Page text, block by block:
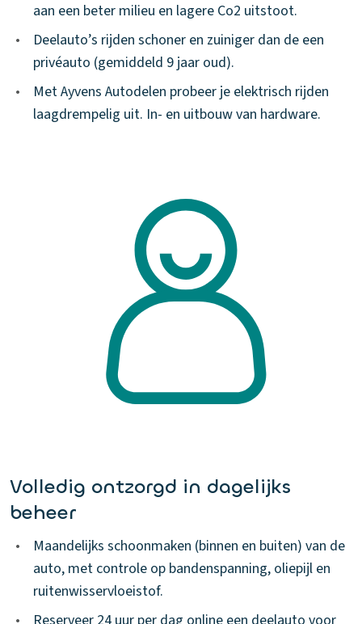
aan een beter milieu en lagere Co2 uitstoot.
•
Deelauto’s rijden schoner en zuiniger dan de een
privéauto (gemiddeld 9 jaar oud).
•
Met Ayvens Autodelen probeer je elektrisch rijden
laagdrempelig uit. In- en uitbouw van hardware.​​
Volledig ontzorgd in dagelijks
beheer
•
Maandelijks schoonmaken (binnen en buiten) van de
auto, met controle op bandenspanning, oliepijl en
ruitenwisservloeistof.